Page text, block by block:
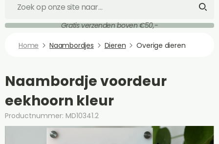
Gratis verzenden boven €50,-
Home Naambordjes Dieren Overige dieren
Naambordje voordeur
eekhoorn kleur
Productnummer: MD10341.2